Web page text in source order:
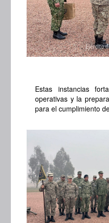
Estas instancias
operativas y la
para el cumplimiento